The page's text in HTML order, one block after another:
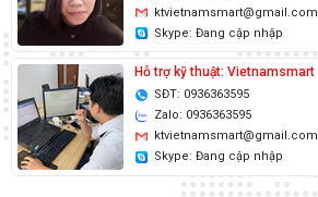
ktvietnamsmart@gmail.com
Skype: Đang cập nhập
Hỗ trợ kỹ thuật: Vietnamsmart
SĐT: 0936363595
Zalo: 0936363595
ktvietnamsmart@gmail.com
Skype: Đang cập nhập